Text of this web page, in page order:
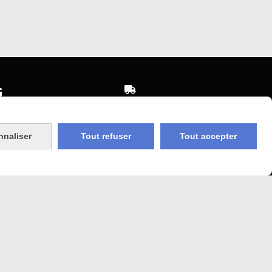
Agricole

jours ouvrés
Frais de port (5€50)
Tout refuser Tout accepter